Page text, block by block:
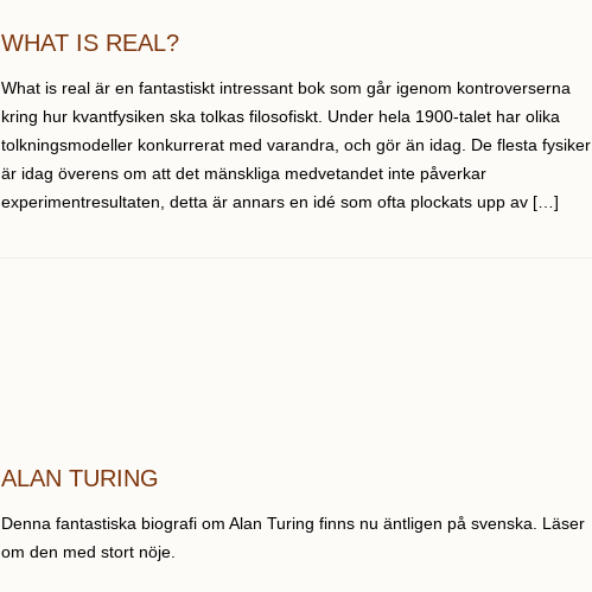
WHAT IS REAL?
What is real är en fantastiskt intressant bok som går igenom kontroverserna
kring hur kvantfysiken ska tolkas filosofiskt. Under hela 1900-talet har olika
tolkningsmodeller konkurrerat med varandra, och gör än idag. De flesta fysiker
är idag överens om att det mänskliga medvetandet inte påverkar
experimentresultaten, detta är annars en idé som ofta plockats upp av […]
ALAN TURING
Denna fantastiska biografi om Alan Turing finns nu äntligen på svenska. Läser
om den med stort nöje.